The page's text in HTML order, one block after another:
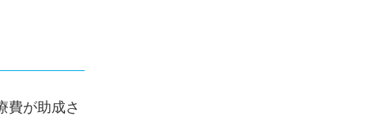
費が助成さ